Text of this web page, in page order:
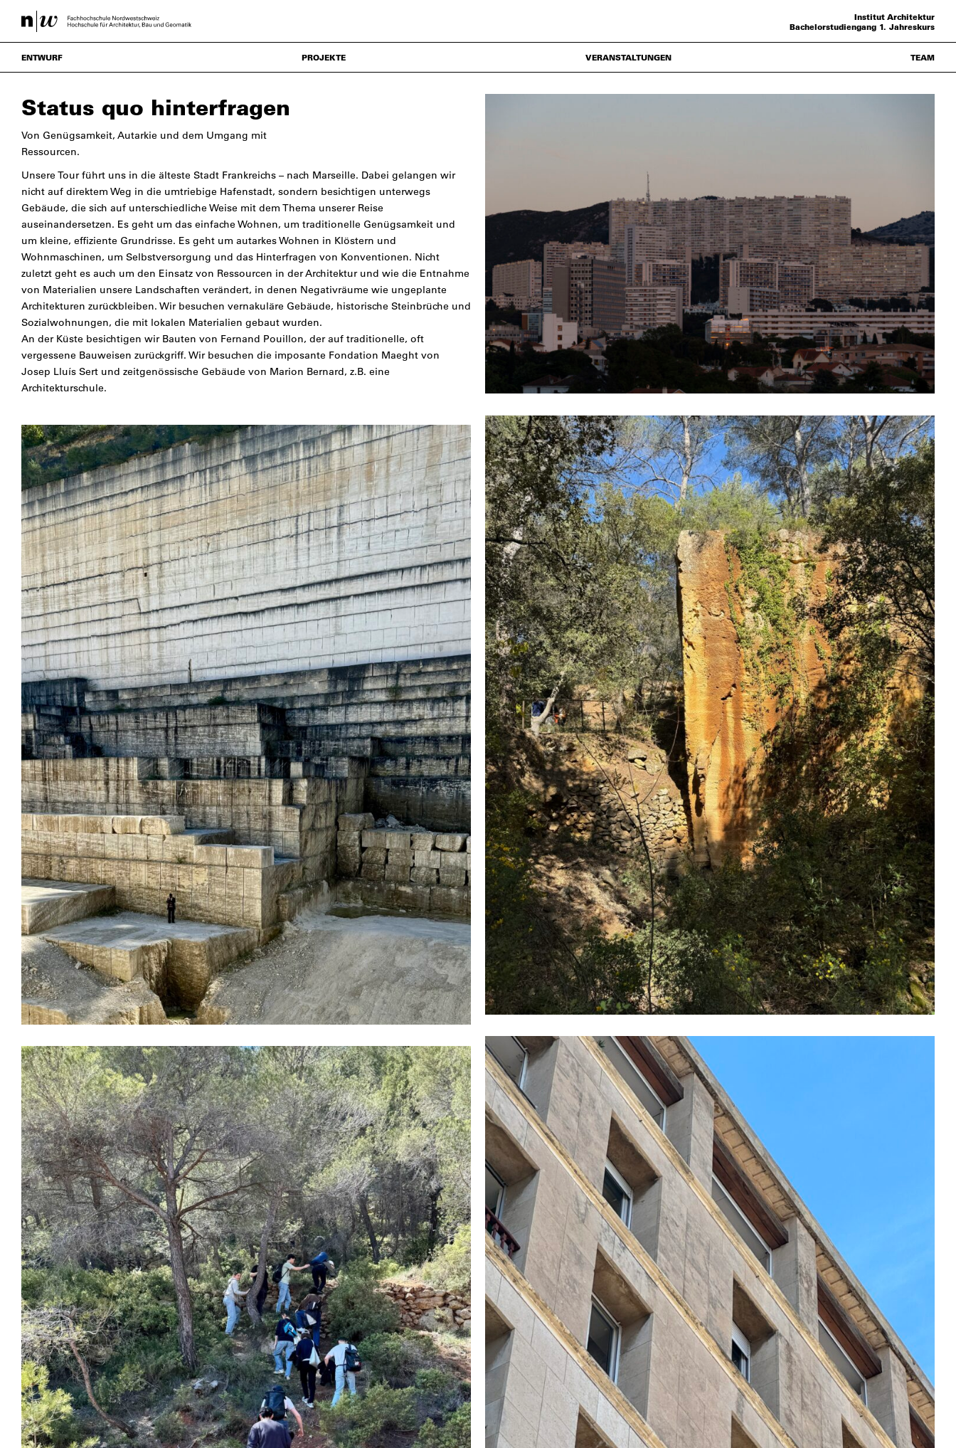
Institut Architektur
Bachelorstudiengang 1. Jahreskurs
ENTWURF PROJEKTE VERANSTALTUNGEN TEAM
Status quo hinterfragen
Von Genügsamkeit, Autarkie und dem Umgang mit
Ressourcen.
Unsere Tour führt uns in die älteste Stadt Frankreichs – nach Marseille. Dabei gelangen wir
nicht auf direktem Weg in die umtriebige Hafenstadt, sondern besichtigen unterwegs
Gebäude, die sich auf unterschiedliche Weise mit dem Thema unserer Reise
auseinandersetzen. Es geht um das einfache Wohnen, um traditionelle Genügsamkeit und
um kleine, effiziente Grundrisse. Es geht um autarkes Wohnen in Klöstern und
Wohnmaschinen, um Selbstversorgung und das Hinterfragen von Konventionen. Nicht
zuletzt geht es auch um den Einsatz von Ressourcen in der Architektur und wie die Entnahme
von Materialien unsere Landschaften verändert, in denen Negativräume wie ungeplante
Architekturen zurückbleiben. Wir besuchen vernakuläre Gebäude, historische Steinbrüche und
Sozialwohnungen, die mit lokalen Materialien gebaut wurden.
An der Küste besichtigen wir Bauten von Fernand Pouillon, der auf traditionelle, oft
vergessene Bauweisen zurückgriff. Wir besuchen die imposante Fondation Maeght von
Josep Lluís Sert und zeitgenössische Gebäude von Marion Bernard, z.B. eine
Architekturschule.